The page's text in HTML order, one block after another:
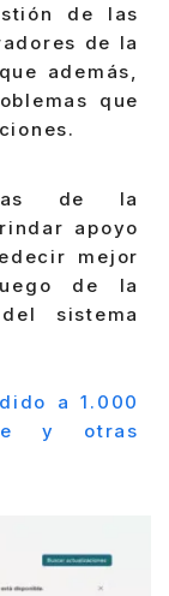
de las
de la
además,
que
de la
apoyo
mejor
de la
sistema
a 1.000
y otras